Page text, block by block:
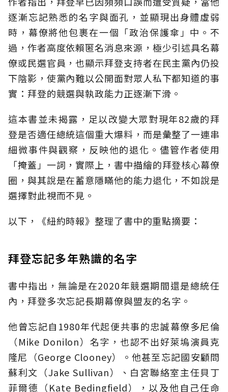
逐漸忘記熟悉的名字與面孔，並顯現出身體虛弱
時，幕僚將他包裹在一個「政治保護傘」中。不
過，作者高度依賴匿名消息來源，極少引述具名幕
僚或民選官員，也顯示拜登支持者在民主黨內仍投
下陰影，使黨內難以公開面對眾人私下都知道的事
實：拜登的競選與執政能力正逐漸下滑。
這本書並未揭露，足以改變大眾對現年82歲的拜
登是否適任總統這個重大爆料，而是彙整了一連串
細微事件與觀察，反映他的退化。儘管作者使用
「掩蓋」一詞，實際上，書中描繪的拜登核心幕僚
圈，與其說是在蓄意隱瞞他的能力退化，不如說是
選擇對此視而不見。
以下，《紐約時報》整理了書中的重點摘要：
拜登忘記多年熟識的名字
書中指出，無論是在2020年競選期間還是總統任
內，拜登多次忘記長期幕僚與盟友的名字。
他曾忘記自1980年代起便共事的忠誠幕僚多尼倫
（Mike Donilon）名字，也認不出好萊塢演員克
隆尼（George Clooney）。他甚至忘記國安顧問
蘇利文（Jake Sullivan）、白宮聯絡室主任貝丁
菲爾德（Kate Bedingfield），以及他自己任命